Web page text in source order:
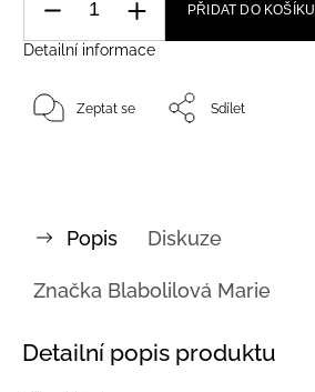
PŘIDAT DO KOŠÍKU
Detailní informace
Zeptat se Sdílet
Popis Diskuze
Značka Blabolilová Marie
Detailní popis produktu